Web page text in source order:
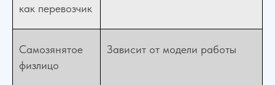
как перевозчик
Самозянятое
физлицо
Зависит от модели работы